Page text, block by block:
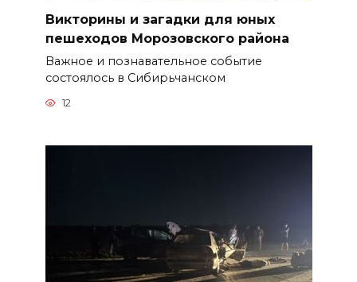
Викторины и загадки для юных
пешеходов Морозовского района
Важное и познавательное событие
состоялось в Сибирьчанском
12